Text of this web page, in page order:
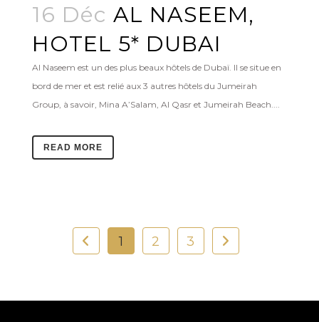
16 Déc AL NASEEM,
HOTEL 5* DUBAI
Al Naseem est un des plus beaux hôtels de Dubaï. Il se situe en
bord de mer et est relié aux 3 autres hôtels du Jumeirah
Group, à savoir, Mina A’Salam, Al Qasr et Jumeirah Beach....
READ MORE
1 2 3